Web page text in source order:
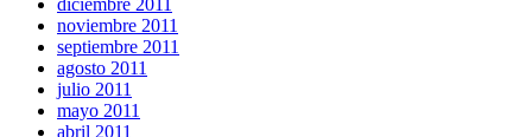
noviembre 2011
septiembre 2011
agosto 2011
julio 2011
mayo 2011
abril 2011